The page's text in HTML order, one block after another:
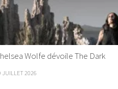
Wolfe dévoile The Dark
JUILLET 2026